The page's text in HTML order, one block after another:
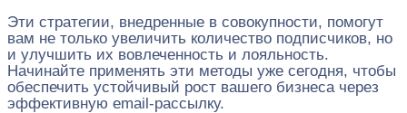
Эти стратегии, внедренные в совокупности, помогут
вам не только увеличить количество подписчиков, но
и улучшить их вовлеченность и лояльность.
Начинайте применять эти методы уже сегодня, чтобы
обеспечить устойчивый рост вашего бизнеса через
эффективную email-рассылку.